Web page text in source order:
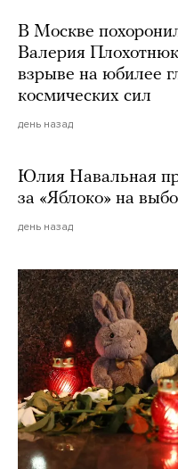
В Москве
Валерия
взрыве на юбилее
космических сил
день назад
Юлия Навальная
за «Яблоко» на
день назад